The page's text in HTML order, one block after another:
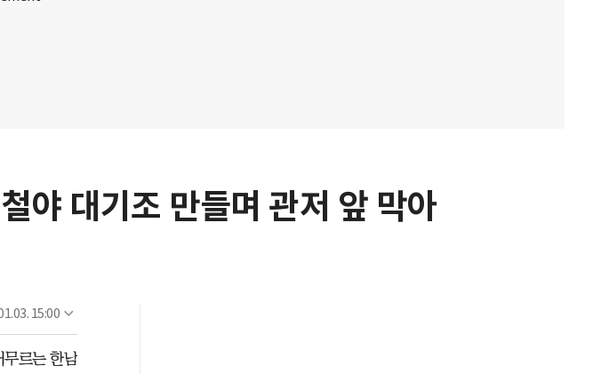
대기조 만들며 관저 앞 막아
15:00
무르는 한남